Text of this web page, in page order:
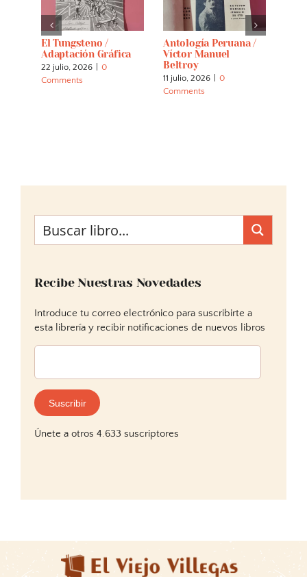
El Tungsteno /
Adaptación Gráfica
22 julio, 2026
0
Comments
Antología Peruana /
Víctor Manuel
Beltroy
11 julio, 2026
0
Comments
Recibe Nuestras Novedades
Introduce tu correo electrónico para suscribirte a
esta librería y recibir notificaciones de nuevos libros
Dirección
correo
electrónico:
Suscribir
Únete a otros 4.633 suscriptores